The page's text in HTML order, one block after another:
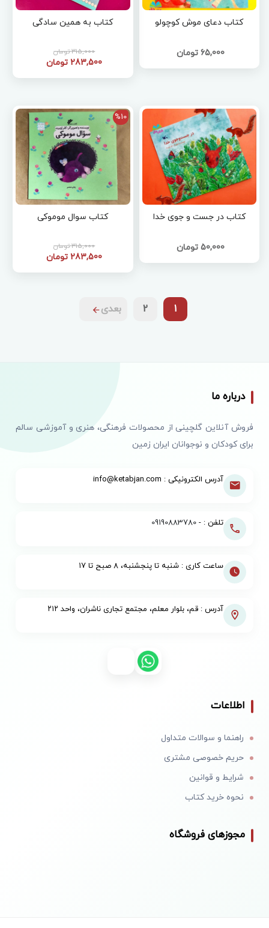
کتاب دعای موش کوچولو
65,000 تومان
کتاب به همین سادگی
315,000 تومان
283,500 تومان
کتاب در جست و جوی خدا
50,000 تومان
%10
کتاب سوال موموکی
315,000 تومان
283,500 تومان
1
2 بعدی
درباره ما
فروش آنلاین گلچینی از محصولات فرهنگی، هنری و آموزشی سالم
برای کودکان و نوجوانان ایران زمین
آدرس الکترونیکی : info@ketabjan.com
تلفن : -09190883780
ساعت کاری : شنبه تا پنجشنبه، ۸ صبح تا ۱۷
آدرس : قم، بلوار معلم، مجتمع تجاری ناشران، واحد ۲۱۲
اطلاعات
راهنما و سوالات متداول
حریم خصوصی مشتری
شرایط و قوانین
نحوه خرید کتاب
مجوزهای فروشگاه